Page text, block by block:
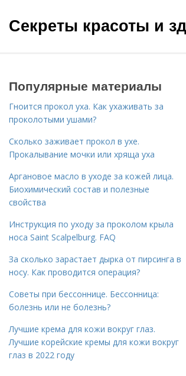
Секреты красоты и
Популярные материалы
Гноится прокол уха. Как ухаживать за
проколотыми ушами?
Сколько заживает прокол в ухе.
Прокалывание мочки или хряща уха
Аргановое масло в уходе за кожей лица.
Биохимический состав и полезные
свойства
Инструкция по уходу за проколом крыла
носа Saint Scalpelburg. FAQ
За сколько зарастает дырка от пирсинга в
носу. Как проводится операция?
Советы при бессоннице. Бессонница:
болезнь или не болезнь?
Лучшие крема для кожи вокруг глаз.
Лучшие корейские кремы для кожи вокруг
глаз в 2022 году